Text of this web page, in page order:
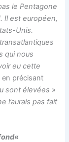
le Pentagone
Il est européen,
Unis.
qui nous
eu cette
en précisant
sont élevées »
l’aurais pas fait
«